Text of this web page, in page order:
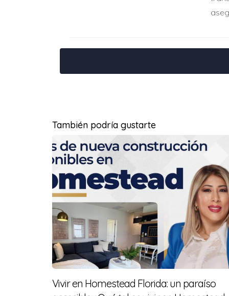
seguro hipotecario, pueden sumar
hipoteca más rápida y sin costos de
Entrar en el mercado inmobiliario con un
fundamental tener claridad sobre tus
crediticio y la cantidad de ahorros que
simulaciones que reflejen tu realidad
PREGUNTAS
¿Cuál es el pago inicial mínimo
El pago inicial mínimo para un préstamo
al menos 21,000 dólares.
¿Puedo calificar para un préstamo
Sí, los préstamos FHA están diseñados
También podría gustarte
Vivir en Homestead Florida: un paraíso